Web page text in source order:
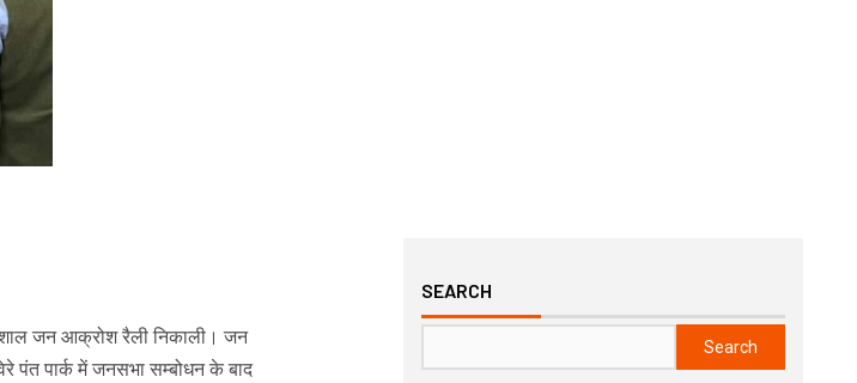
जन आक्रोश रैली निकाली। जन
पंत पार्क में जनसभा सम्बोधन के बाद
SEARCH
Search